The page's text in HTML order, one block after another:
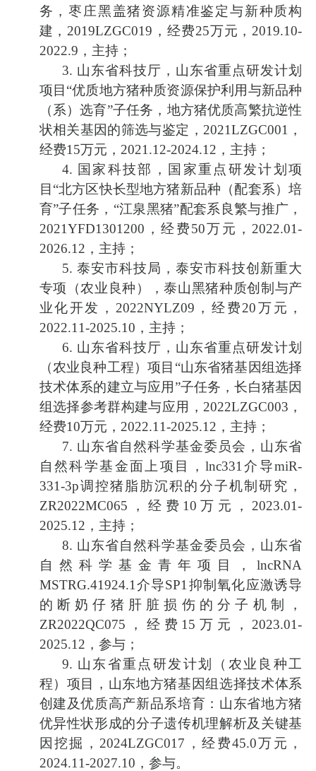
务，枣庄黑盖猪资源精准鉴定与新种质构
建， 2019LZGC019 ，经费25万元， 2019.10-
2022.9 ，主持；
3. 山东省科技厅，山东省重点研发计划
项目 “优质地方猪种质资源保护利用与新品种
（系）选育”子任务，地方猪优质高繁抗逆性
状相关基因的筛选与鉴定， 2021LZGC001 ，
经费15万元， 2021.12-2024.12 ，主持；
4. 国家科技部，国家重点研发计划项
目 “北方区快长型地方猪新品种（配套系）培
育”子任务， “江泉黑猪”配套系良繁与推广，
2021YFD1301200 ，经费50万元， 2022.01-
2026.12 ，主持；
5. 泰安市科技局，泰安市科技创新重大
专项（农业良种），泰山黑猪种质创制与产
业化开发， 2022NYLZ09 ，经费20万元，
2022.11-2025.10 ，主持；
6. 山东省科技厅，山东省重点研发计划
（农业良种工程）项目 “山东省猪基因组选择
技术体系的建立与应用”子任务，长白猪基因
组选择参考群构建与应用， 2022LZGC003 ，
经费10万元， 2022.11-2025.12 ，主持；
7. 山东省自然科学基金委员会，山东省
自然科学基金面上项目，lnc331 介导miR-
331-3p调控猪脂肪沉积的分子机制研究，
ZR2022MC065 ，经费 10 万元， 2023.01-
2025.12 ，主持；
8. 山东省自然科学基金委员会，山东省
自然科学基金青年项目，lncRNA
MSTRG.41924.1 介导SP1 抑制氧化应激诱导
的断奶仔猪肝脏损伤的分子机制，
ZR2022QC075 ，经费 15 万元， 2023.01-
2025.12 ，参与；
9. 山东省重点研发计划（农业良种工
程）项目，山东地方猪基因组选择技术体系
创建及优质高产新品系培育：山东省地方猪
优异性状形成的分子遗传机理解析及关键基
因挖掘， 2024LZGC017 ，经费45.0万元，
2024.11-2027.10 ，参与。